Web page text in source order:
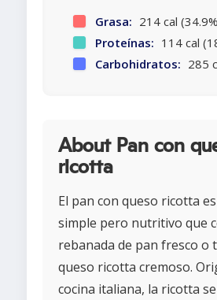
Grasa: 214 cal
Proteínas: 114 cal
Carbohidratos: 285
About Pan con
ricotta
El pan con queso ricotta
simple pero nutritivo que
rebanada de pan fresco o
queso ricotta cremoso.
cocina italiana, la ricotta